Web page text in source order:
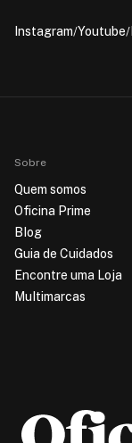
Instagram Youtube
Sobre
Quem somos
Oficina Prime
Blog
Guia de Cuidados
Encontre uma Loja
Multimarcas